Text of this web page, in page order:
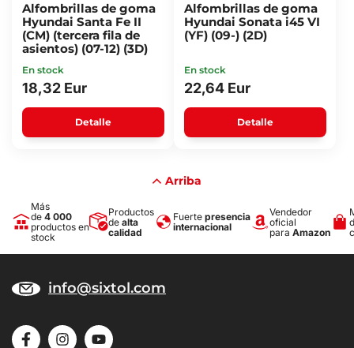
Alfombrillas de goma
Hyundai Santa Fe II
(CM) (tercera fila de
asientos) (07-12) (3D)
En stock
18,32 Eur
Detalle
Alfombrillas de goma
Hyundai Sonata i45 VI
(YF) (09-) (2D)
En stock
22,64 Eur
Detalle
Arriba
Más
de 4 000
productos en
stock
Productos
de alta
calidad
Fuerte presencia
internacional
Vendedor
oficial
para Amazon
info@sixtol.com